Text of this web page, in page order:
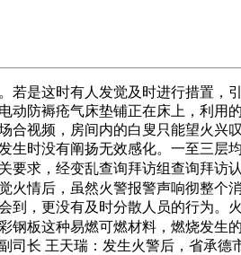
是这时有人发觉及时进行措置，
防褥疮气床垫铺正在床上，利用
视频，房间内的白叟只能望火
时没有阐扬无效感化。一至三层
求，经变乱查询拜访组查询拜访
情后，虽然火警报警声响彻整个
，更没有及时分散人员的行为
板这种易燃可燃材料，燃烧发生
长 王天瑞：发生火警后，省承